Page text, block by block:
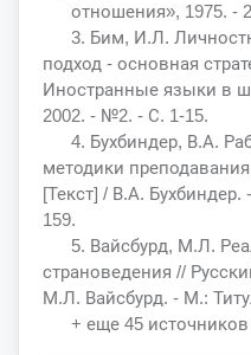
отношения», 1975. -
3. Бим, И.Л.
подход - основная
Иностранные языки в
2002. - №2. - С. 1-15.
4. Бухбиндер, В.А.
методики
[Текст] / В.А.
159.
5. Вайсбурд, М.Л.
страноведения //
М.Л. Вайсбурд. - М.:
+ еще 45 источников